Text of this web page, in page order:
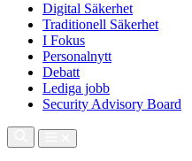
Digital Säkerhet
Traditionell Säkerhet
I Fokus
Personalnytt
Debatt
Lediga jobb
Security Advisory Board